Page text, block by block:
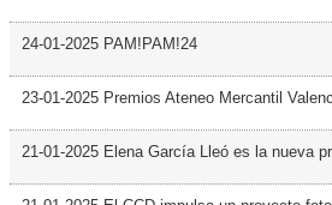
24-01-2025 PAM!PAM!24
23-01-2025 Premios Ateneo Mercantil
21-01-2025 Elena García Lleó es la nueva